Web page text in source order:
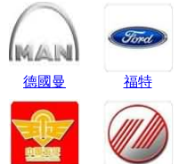
德國曼 福特